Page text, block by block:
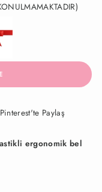
Pinterest'te Paylaş
ergonomik bel